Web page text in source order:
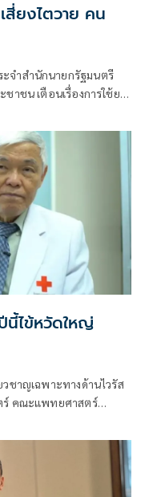
สี่ยงไตวาย คน
จำสำนักนายกรัฐมนตรี
าชน เตือนเรื่องการใช้ยา
ไข้หวัดใหญ่
ชาญเฉพาะทางด้านไวรัส
ร์ คณะแพทยศาสตร์